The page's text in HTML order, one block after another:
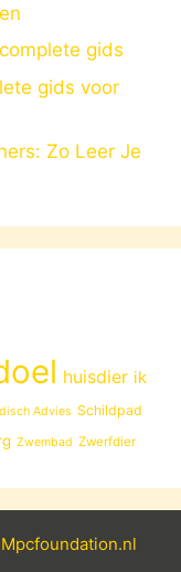
gids
gids voor
Zo Leer Je
huisdier ik
Advies Schildpad
Zwembad Zwerfdier
Mpcfoundation.nl